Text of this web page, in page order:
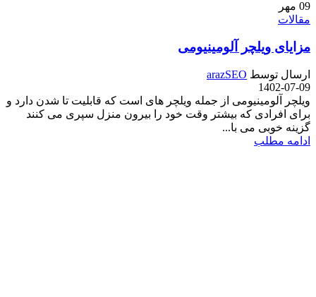
09 مهر
مقالات
مزایای ویلچر آلومینیومی
ارسال توسط arazSEO
1402-07-09
ویلچر آلومینیومی از جمله ویلچر های است که قابلیت تا شدن دارد و
برای افرادی که بیشتر وقت خود را بیرون منزل سپری می کنند
گزینه خوبی می با...
ادامه مطلب